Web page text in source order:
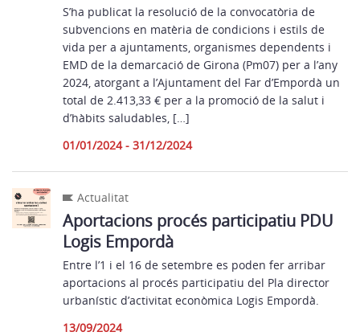
S’ha publicat la resolució de la convocatòria de
subvencions en matèria de condicions i estils de
vida per a ajuntaments, organismes dependents i
EMD de la demarcació de Girona (Pm07) per a l’any
2024, atorgant a l’Ajuntament del Far d’Empordà un
total de 2.413,33 € per a la promoció de la salut i
d’hàbits saludables, […]
01/01/2024 - 31/12/2024
Actualitat
Aportacions procés participatiu PDU
Logis Empordà
Entre l’1 i el 16 de setembre es poden fer arribar
aportacions al procés participatiu del Pla director
urbanístic d’activitat econòmica Logis Empordà.
13/09/2024